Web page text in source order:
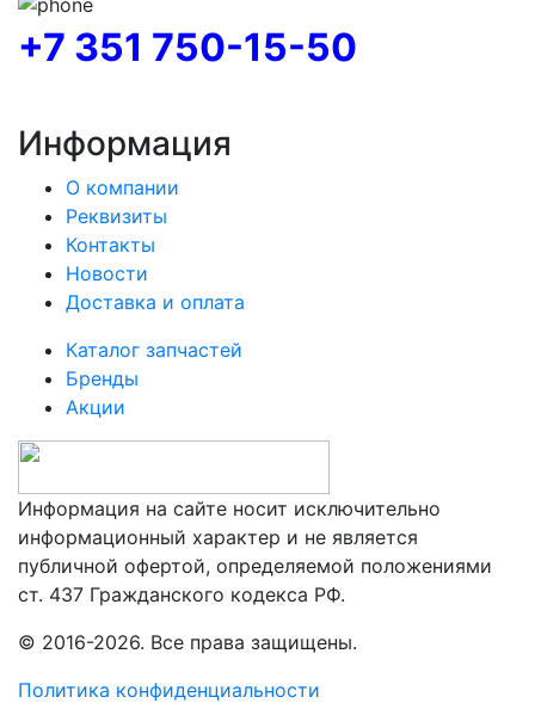
Информация на сайте носит исключительно
информационный характер и не является
публичной офертой, определяемой положениями
ст. 437 Гражданского кодекса РФ.
+7 351 750-15-50
Информация
О компании
Реквизиты
Контакты
Новости
Доставка и оплата
Каталог запчастей
Бренды
Акции
© 2016-2026. Все права защищены.
Политика конфиденциальности